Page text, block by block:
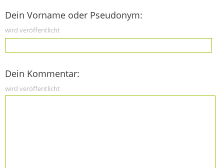
Dein Vorname oder Pseudonym:
wird veröffentlicht
Dein Kommentar:
wird veröffentlicht